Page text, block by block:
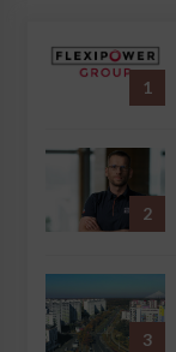
1
2
3